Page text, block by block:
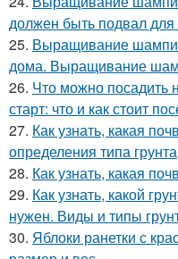
должен быть подвал
25. Выращивание
дома. Выращивание
26. Что можно посадить
старт: что и как стоит
27. Как узнать, какая
определения типа грунта
28. Как узнать, какая
29. Как узнать, какой
нужен. Виды и типы
30. Яблоки ранетки с